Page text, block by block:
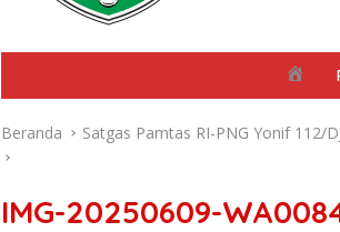
e
a
Beranda Satgas Pamtas RI-PNG Yonif 112/
IMG-20250609-